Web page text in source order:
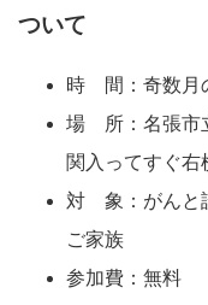
ついて
時 間：奇数月
場 所：名張市
関入ってすぐ右
対 象：がんと
ご家族
参加費：無料